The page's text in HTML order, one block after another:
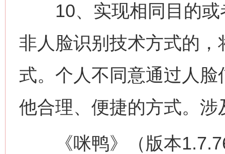
10、实现相同目的或
非人脸识别技术方式的
式。个人不同意通过人
他合理、便捷的方式。
《咪鸭》（版本
网上购药对药下症？